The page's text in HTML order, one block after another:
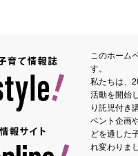
このホーム
す。
私たちは、
活動を開始
り託児付き
ベント企画
どを通した
れ変わりまし